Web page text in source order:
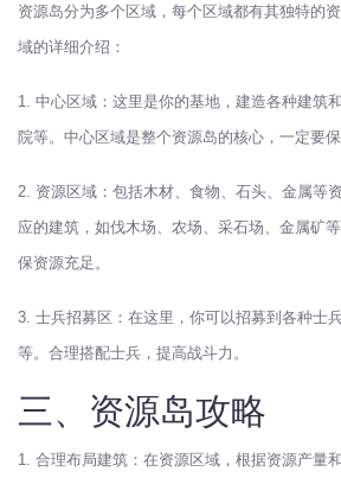
资源岛分为多个区域，每个区域都有其独特的
域的详细介绍：
1. 中心区域：这里是你的基地，建造各种建筑
院等。中心区域是整个资源岛的核心，一定要保
2. 资源区域：包括木材、食物、石头、金属等
应的建筑，如伐木场、农场、采石场、金属矿
保资源充足。
3. 士兵招募区：在这里，你可以招募到各种士
等。合理搭配士兵，提高战斗力。
三、资源岛攻略
1. 合理布局建筑：在资源区域，根据资源产量